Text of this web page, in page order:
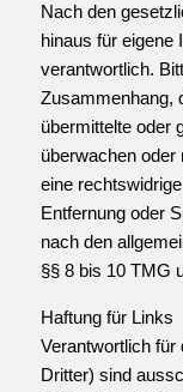
Nach den
hinaus für eigene
verantwortlich.
Zusammenhang,
übermittelte oder
überwachen
eine
Entfernung oder
nach den
§§ 8 bis 10 TMG
Haftung für Links
Verantwortlich für
Dritter) sind